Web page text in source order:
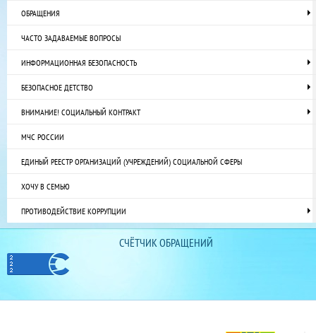
ОБРАЩЕНИЯ
ЧАСТО ЗАДАВАЕМЫЕ ВОПРОСЫ
ИНФОРМАЦИОННАЯ БЕЗОПАСНОСТЬ
БЕЗОПАСНОЕ ДЕТСТВО
ВНИМАНИЕ! СОЦИАЛЬНЫЙ КОНТРАКТ
МЧС РОССИИ
ЕДИНЫЙ РЕЕСТР ОРГАНИЗАЦИЙ (УЧРЕЖДЕНИЙ) СОЦИАЛЬНОЙ СФЕРЫ
ХОЧУ В СЕМЬЮ
ПРОТИВОДЕЙСТВИЕ КОРРУПЦИИ
СЧЁТЧИК ОБРАЩЕНИЙ